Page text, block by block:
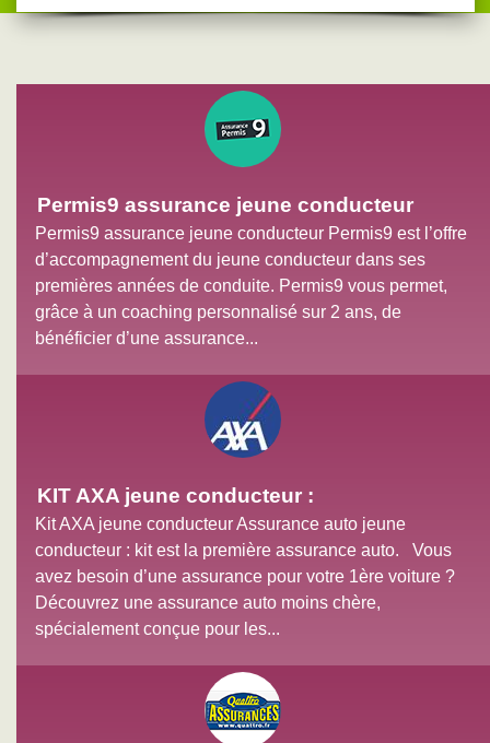
Permis9 assurance jeune conducteur
Permis9 assurance jeune conducteur Permis9 est l’offre
d’accompagnement du jeune conducteur dans ses
premières années de conduite. Permis9 vous permet,
grâce à un coaching personnalisé sur 2 ans, de
bénéficier d’une assurance...
KIT AXA jeune conducteur :
Kit AXA jeune conducteur Assurance auto jeune
conducteur : kit est la première assurance auto. Vous
avez besoin d’une assurance pour votre 1ère voiture ?
Découvrez une assurance auto moins chère,
spécialement conçue pour les...